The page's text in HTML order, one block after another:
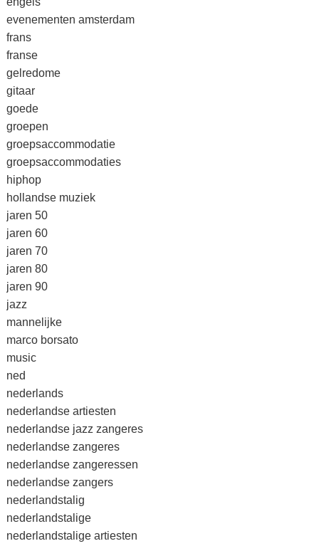
evenementen amsterdam
frans
franse
gelredome
gitaar
goede
groepen
groepsaccommodatie
groepsaccommodaties
hiphop
hollandse muziek
jaren 50
jaren 60
jaren 70
jaren 80
jaren 90
jazz
mannelijke
marco borsato
music
ned
nederlands
nederlandse artiesten
nederlandse jazz zangeres
nederlandse zangeres
nederlandse zangeressen
nederlandse zangers
nederlandstalig
nederlandstalige
nederlandstalige artiesten